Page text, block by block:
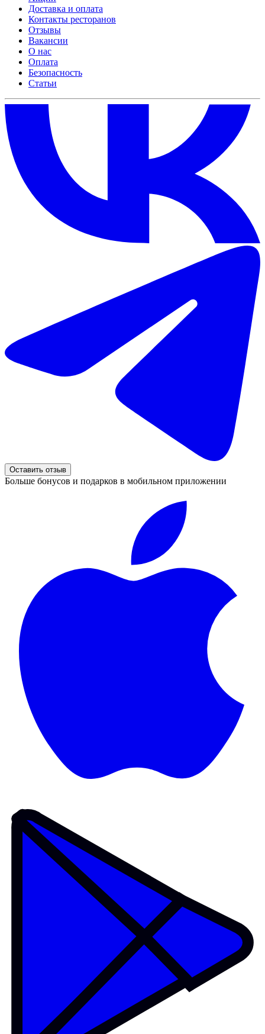
Доставка и оплата
Контакты ресторанов
Отзывы
Вакансии
О нас
Оплата
Безопасность
Статьи
Оставить отзыв
Больше бонусов и подарков в мобильном приложении